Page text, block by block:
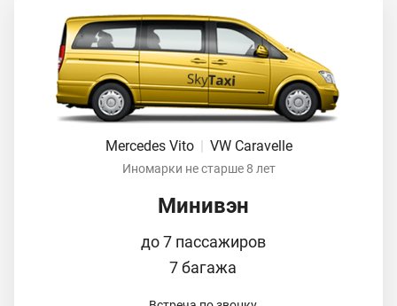
Mercedes Vito VW Caravelle
Иномарки не старше 8 лет
Минивэн
до 7 пассажиров
7 багажа